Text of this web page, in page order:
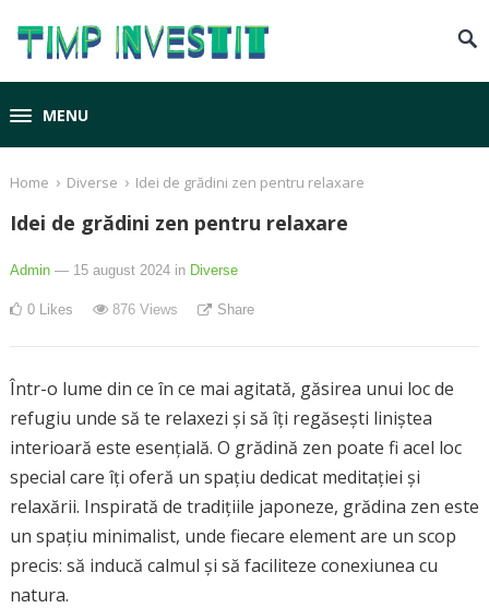
MENU
Home › Diverse › Idei de grădini zen pentru relaxare
Idei de grădini zen pentru relaxare
Admin — 15 august 2024 in Diverse
0 Likes 876Views Share
Într-o lume din ce în ce mai agitată, găsirea unui loc de
refugiu unde să te relaxezi și să îți regăsești liniștea
interioară este esențială. O grădină zen poate fi acel loc
special care îți oferă un spațiu dedicat meditației și
relaxării. Inspirată de tradițiile japoneze, grădina zen este
un spațiu minimalist, unde fiecare element are un scop
precis: să inducă calmul și să faciliteze conexiunea cu
natura.